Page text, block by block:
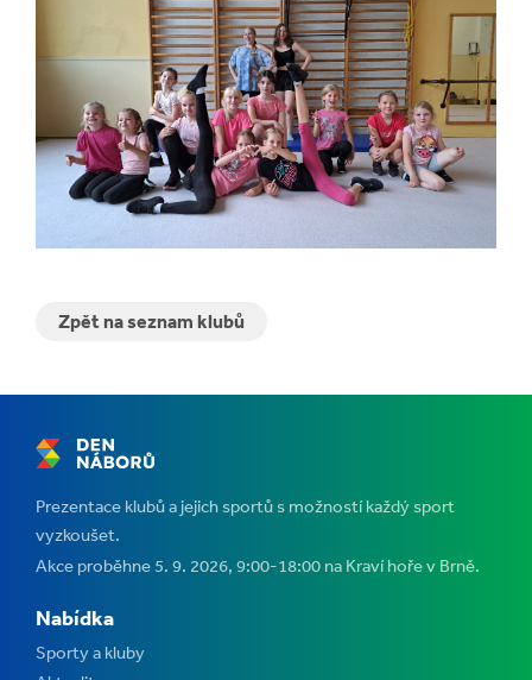
Zpět na seznam klubů
Prezentace klubů a jejich sportů s možností každý sport
vyzkoušet.
Akce proběhne 5. 9. 2026, 9:00-18:00 na Kraví hoře v Brně.
Nabídka
Sporty a kluby